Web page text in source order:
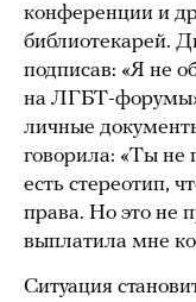
конференции и
библиотекарей.
подписав: «Я не
на ЛГБТ-
личные
говорила: «Ты не
есть стереотип,
права. Но это не
выплатила мне
Ситуация